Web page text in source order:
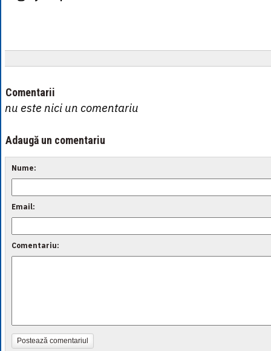
Comentarii
nu este nici un comentariu
Adaugă un comentariu
Nume:
Email:
Comentariu:
Postează comentariul